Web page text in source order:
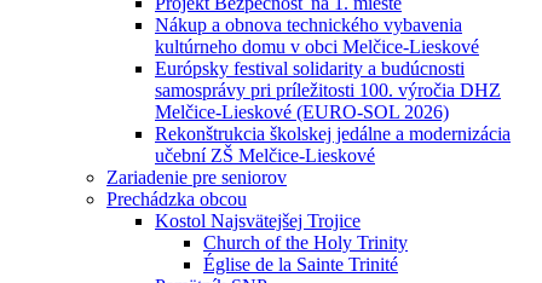
Nákup a obnova technického vybavenia
kultúrneho domu v obci Melčice-Lieskové
Európsky festival solidarity a budúcnosti
samosprávy pri príležitosti 100. výročia DHZ
Melčice-Lieskové (EURO-SOL 2026)
Rekonštrukcia školskej jedálne a modernizácia
učební ZŠ Melčice-Lieskové
Zariadenie pre seniorov
Prechádzka obcou
Kostol Najsvätejšej Trojice
Church of the Holy Trinity
Église de la Sainte Trinité